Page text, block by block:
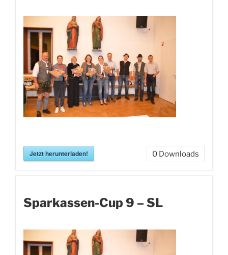
Jetzt herunterladen! 0 Downloads
Sparkassen-Cup 9 – SL